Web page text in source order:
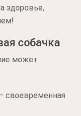
здоровье,
собачка
может
своевременная